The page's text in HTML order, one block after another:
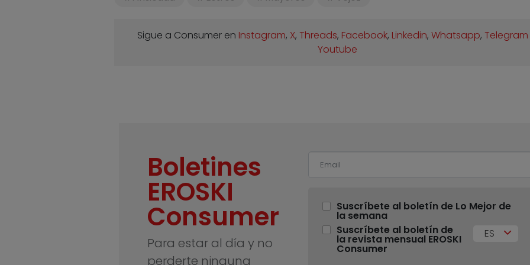
Sigue a Consumer en Instagram, X,Threads, Facebook, Linkedin,Whatsapp,Telegram
Youtube
Boletines
EROSKI
Consumer
Para estar al día y no
perderte ninguna
Suscríbete al boletín de Lo Mejor de
la semana
Suscríbete al boletín de
la revista mensual EROSKI
Consumer
ES